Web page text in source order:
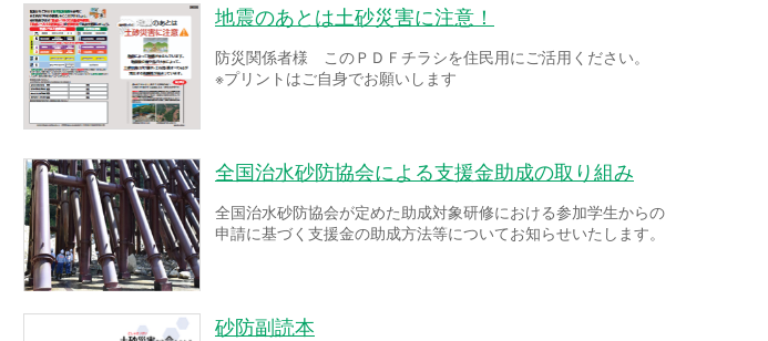
地震のあとは土砂災害に注意！
防災関係者様 このＰＤＦチラシを住民用にご活用ください。
※プリントはご自身でお願いします
全国治水砂防協会による支援金助成の取り組み
全国治水砂防協会が定めた助成対象研修における参加学生からの
申請に基づく支援金の助成方法等についてお知らせいたします。
砂防副読本